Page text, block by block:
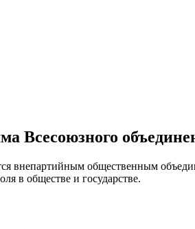
Всесоюзного
внепартийным общественным
в обществе и государстве.